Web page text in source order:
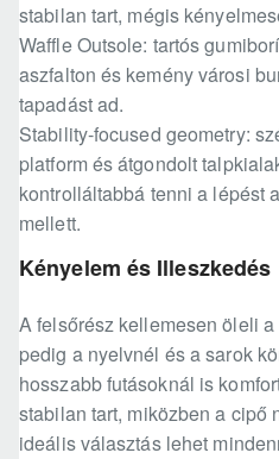
stabilan tart, mégis
Waffle Outsole: tartós
aszfalton és kemény városi
tapadást ad.
Stability-focused geometry:
platform és átgondolt
kontrolláltabbá tenni a lépést
mellett.
Kényelem és Illeszkedés
A felsőrész kellemesen öleli
pedig a nyelvnél és a sarok
hosszabb futásoknál is
stabilan tart, miközben a cipő
ideális választás lehet